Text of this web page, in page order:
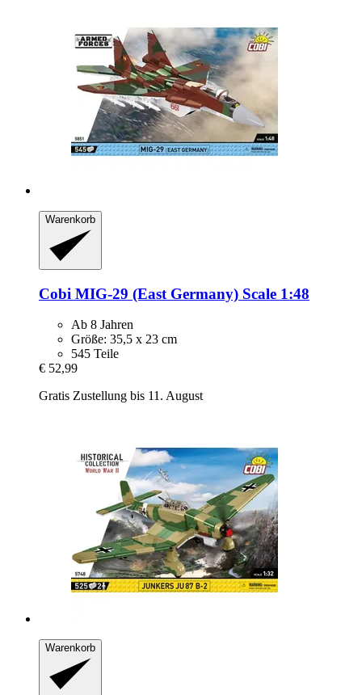
Warenkorb
Cobi MIG-​29 (East Germany) Scale 1:48
Ab 8 Jahren
Größe: 35,5 x 23 cm
545 Teile
€ 52,99
Gratis Zustellung bis 11. August
Warenkorb